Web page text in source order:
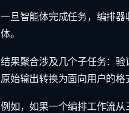
一旦智能体完成任务，编排
体。
结果聚合涉及几个子任务：
原始输出转换为面向用户的
例如，如果一个编排工作流